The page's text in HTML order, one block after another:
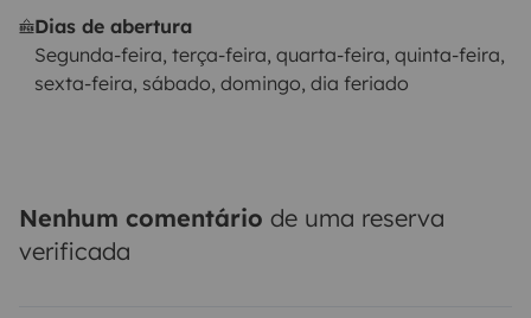
Dias de abertura
Segunda-feira, terça-feira, quarta-feira, quinta-feira,
sexta-feira, sábado, domingo, dia feriado
Nenhum comentário de uma reserva
verificada